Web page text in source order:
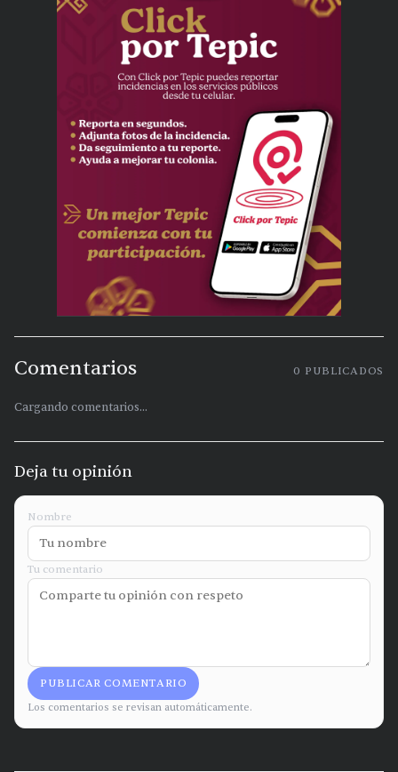
Comentarios 0 PUBLICADOS
Cargando comentarios...
Deja tu opinión
Nombre
Tu comentario
PUBLICAR COMENTARIO
Los comentarios se revisan automáticamente.